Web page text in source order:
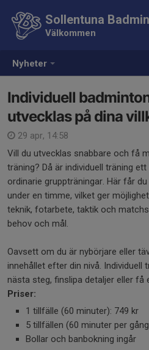
Nyheter
Sollentuna
Välkommen
Individuell
utvecklas på dina
29 apr, 14:58
Vill du utvecklas snabbare och få
träning? Då är individuell träning
ordinarie gruppträningar. Här får
under en timme, vilket ger
teknik, fotarbete, taktik och
behov och mål.
Oavsett om du är nybörjare eller
innehållet efter din nivå. Individuell
nästa steg, finslipa detaljer eller få
Priser:
1 tillfälle (60 minuter): 749 kr
5 tillfällen (60 minuter per
Bollar och banbokning ingår